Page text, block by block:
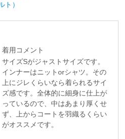
ト）
着用コメント
サイズSがジャストサイズです。
インナーはニットorシャツ。その
上にジレくらいなら着られるサイ
ズ感です。全体的に細身に仕上が
っているので、中はあまり厚くせ
ず、上からコートを羽織るくらい
がオススメです。